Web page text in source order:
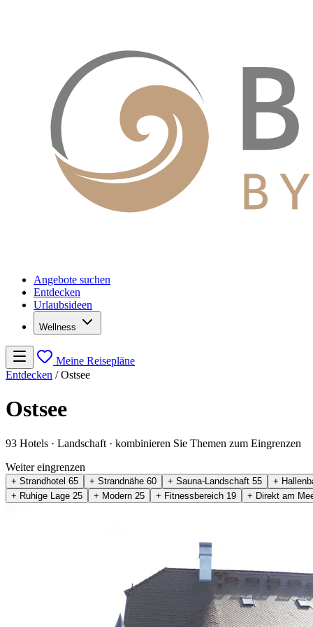
Angebote suchen
Entdecken
Urlaubsideen
Wellness
Meine Reisepläne
Entdecken / Ostsee
Ostsee
93 Hotels · Landschaft · kombinieren Sie Themen zum Eingrenzen
Weiter eingrenzen
+ Strandhotel 65 + Strandnähe 60 + Sauna-Landschaft 55
+
+ Ruhige Lage 25 + Modern 25 + Fitnessbereich 19 + Direkt am